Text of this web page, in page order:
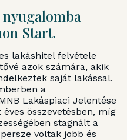
Start.
lakáshitel felvétele
azok számára, akik
saját lakással.
a
Lakáspiaci Jelentése
összevetésben, míg
stagnált a
voltak jobb és